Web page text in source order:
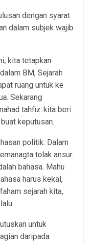
dengan syarat
dalam subjek wajib
kita tetapkan
BM, Sejarah
ruang untuk ke
Sekarang
tahfiz..kita beri
keputusan.
politik. Dalam
tolak ansur.
bahasa. Mahu
harus kekal,
sejarah kita,
untuk
daripada